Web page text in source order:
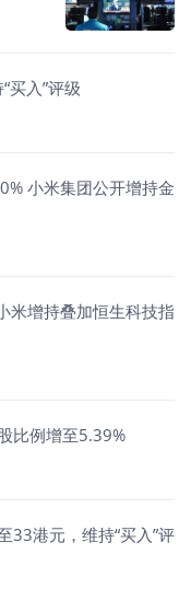
买入”评级
小米集团公开增持金
米增持叠加恒生科技指
比例增至5.39%
33港元，维持“买入”评